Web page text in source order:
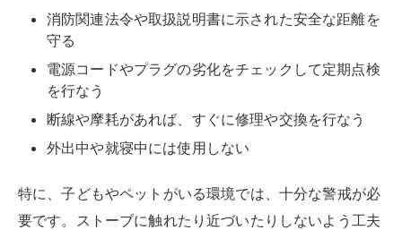
消防関連法令や取扱説明書に示された安全な距離を
守る
電源コードやプラグの劣化をチェックして定期点検
を行なう
断線や摩耗があれば、すぐに修理や交換を行なう
外出中や就寝中には使用しない
特に、子どもやペットがいる環境では、十分な警戒が必
要です。ストーブに触れたり近づいたりしないよう工夫